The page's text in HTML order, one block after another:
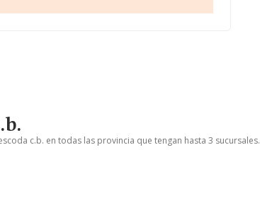
c.b. en todas las provincia que tengan hasta 3 sucursales.